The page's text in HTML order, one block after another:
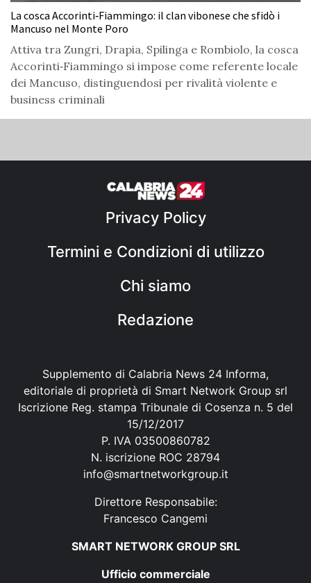
La cosca Accorinti‑Fiammingo: il clan vibonese che sfidò i
Mancuso nel Monte Poro
Attiva tra Zungri, Drapia, Spilinga e Rombiolo, la cosca
Accorinti‑Fiammingo si impose come referente locale
dei Mancuso, distinguendosi per rivalità violente e
business criminali
Privacy Policy
Termini e Condizioni di utilizzo
Chi siamo
Redazione
Supplemento di Calabria News 24 Informa,
editoriale di proprietà di Smart Network Group srl
Iscrizione Reg. stampa Tribunale di Cosenza n. 5 del
15/12/2017
P. IVA 03500860782
N. iscrizione ROC 28794
info@smartnetworkgroup.it
Direttore Responsabile:
Francesco Cangemi
SMART NETWORK GROUP SRL
Ufficio commerciale